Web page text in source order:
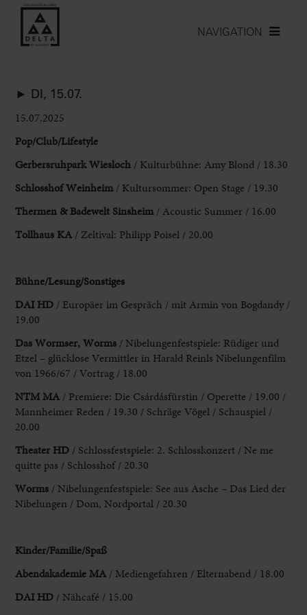
NAVIGATION
► DI, 15.07.
15.07.2025
Pop/Club/Lifestyle
Gerbersruhpark Wiesloch / Kulturbühne: Amy Blond / 18.30
Schlosshof Weinheim / Kultursommer: Open Stage / 19.30
Thermen & Badewelt Sinsheim / Acoustic Summer / 16.00
Tollhaus KA / Zeltival: Philipp Poisel / 20.00
Bühne/Lesung/Sonstiges
DAI HD /Europäer im Gespräch / mitArmin von Bogdandy /
19.00
Das Wormser, Worms / Nibelungenfestspiele: Rüdiger und
Etzel – glücklose Vermittler in Harald Reinls Nibelungenfilm
von 1966/67 / Vortrag / 18.00
NTM MA / Premiere: Die Csárdásfürstin / Operette / 19.00 /
Mannheimer Reden / 19.30 / Schräge Vögel / Schauspiel /
20.00
Theater HD / Schlossfestspiele: 2. Schlosskonzert / Ne me
quitte pas / Schlosshof / 20.30
Worms / Nibelungenfestspiele: See aus Asche – Das Lied der
Nibelungen / Dom, Nordportal / 20.30
Kinder/Familie/Spaß
Abendakademie MA / Mediengefahren / Elternabend / 18.00
DAI HD / Nähcafé / 15.00